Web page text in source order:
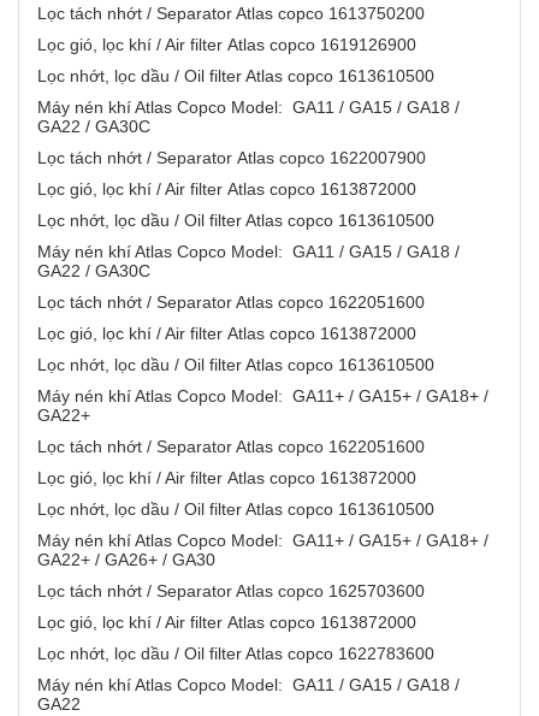
Lọc tách nhớt / Separator Atlas copco 1613750200
Lọc gió, lọc khí / Air filter Atlas copco 1619126900
Lọc nhớt, lọc dầu / Oil filter Atlas copco 1613610500
Máy nén khí Atlas Copco Model: GA11 / GA15 / GA18 /
GA22 / GA30C
Lọc tách nhớt / Separator Atlas copco 1622007900
Lọc gió, lọc khí / Air filter Atlas copco 1613872000
Lọc nhớt, lọc dầu / Oil filter Atlas copco 1613610500
Máy nén khí Atlas Copco Model: GA11 / GA15 / GA18 /
GA22 / GA30C
Lọc tách nhớt / Separator Atlas copco 1622051600
Lọc gió, lọc khí / Air filter Atlas copco 1613872000
Lọc nhớt, lọc dầu / Oil filter Atlas copco 1613610500
Máy nén khí Atlas Copco Model: GA11+ / GA15+ / GA18+ /
GA22+
Lọc tách nhớt / Separator Atlas copco 1622051600
Lọc gió, lọc khí / Air filter Atlas copco 1613872000
Lọc nhớt, lọc dầu / Oil filter Atlas copco 1613610500
Máy nén khí Atlas Copco Model: GA11+ / GA15+ / GA18+ /
GA22+ / GA26+ / GA30
Lọc tách nhớt / Separator Atlas copco 1625703600
Lọc gió, lọc khí / Air filter Atlas copco 1613872000
Lọc nhớt, lọc dầu / Oil filter Atlas copco 1622783600
Máy nén khí Atlas Copco Model: GA11 / GA15 / GA18 /
GA22